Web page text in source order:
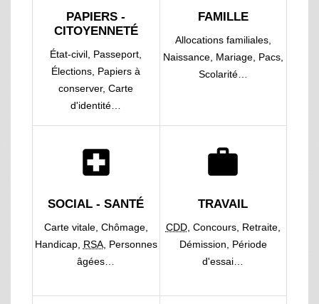
PAPIERS -
CITOYENNETÉ
État-civil, Passeport,
Élections, Papiers à
conserver,Carte
d'identité…
FAMILLE
Allocations familiales,
Naissance, Mariage, Pacs,
Scolarité…
local_hospital
SOCIAL - SANTÉ
Carte vitale, Chômage,
Handicap, RSA, Personnes
âgées…
work
TRAVAIL
CDD, Concours, Retraite,
Démission, Période
d'essai…